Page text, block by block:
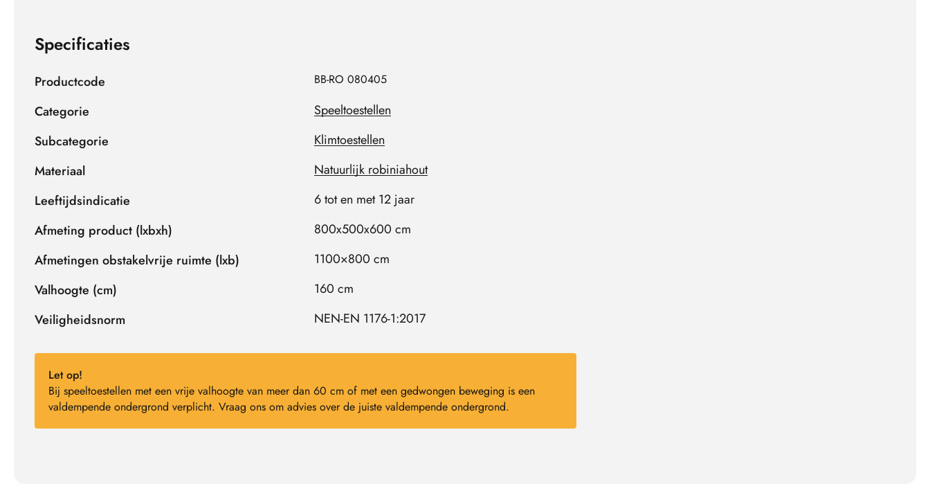
Specificaties
Productcode BB-RO 080405
Categorie
Speeltoestellen
Subcategorie
Klimtoestellen
Materiaal
Natuurlijk robiniahout
Leeftijdsindicatie
6 tot en met 12 jaar
Afmeting product (lxbxh)
800x500x600 cm
Afmetingen obstakelvrije ruimte (lxb)
1100×800 cm
Valhoogte (cm)
160 cm
Veiligheidsnorm
NEN-EN 1176-1:2017
Let op!
Bij speeltoestellen met een vrije valhoogte van meer dan 60 cm of met een gedwongen beweging is een
valdempende ondergrond verplicht. Vraag ons om advies over de juiste valdempende ondergrond.